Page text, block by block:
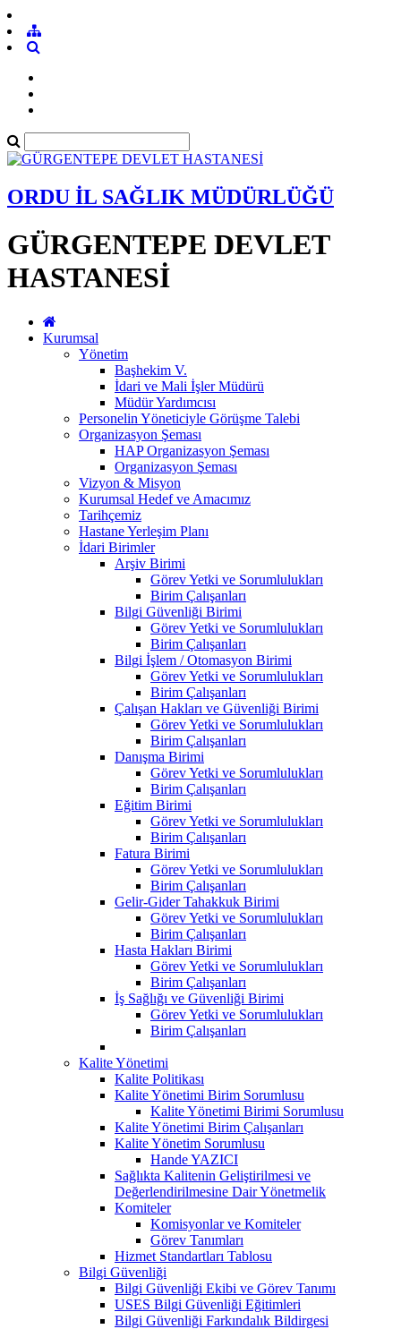
ORDU İL SAĞLIK MÜDÜRLÜĞÜ
GÜRGENTEPE DEVLET
HASTANESİ
Kurumsal
Yönetim
Başhekim V.
İdari ve Mali İşler Müdürü
Müdür Yardımcısı
Personelin Yöneticiyle Görüşme Talebi
Organizasyon Şeması
HAP Organizasyon Şeması
Organizasyon Şeması
Vizyon & Misyon
Kurumsal Hedef ve Amacımız
Tarihçemiz
Hastane Yerleşim Planı
İdari Birimler
Arşiv Birimi
Görev Yetki ve Sorumlulukları
Birim Çalışanları
Bilgi Güvenliği Birimi
Görev Yetki ve Sorumlulukları
Birim Çalışanları
Bilgi İşlem / Otomasyon Birimi
Görev Yetki ve Sorumlulukları
Birim Çalışanları
Çalışan Hakları ve Güvenliği Birimi
Görev Yetki ve Sorumlulukları
Birim Çalışanları
Danışma Birimi
Görev Yetki ve Sorumlulukları
Birim Çalışanları
Eğitim Birimi
Görev Yetki ve Sorumlulukları
Birim Çalışanları
Fatura Birimi
Görev Yetki ve Sorumlulukları
Birim Çalışanları
Gelir-Gider Tahakkuk Birimi
Görev Yetki ve Sorumlulukları
Birim Çalışanları
Hasta Hakları Birimi
Görev Yetki ve Sorumlulukları
Birim Çalışanları
İş Sağlığı ve Güvenliği Birimi
Görev Yetki ve Sorumlulukları
Birim Çalışanları
Kalite Yönetimi
Kalite Politikası
Kalite Yönetimi Birim Sorumlusu
Kalite Yönetimi Birimi Sorumlusu
Kalite Yönetimi Birim Çalışanları
Kalite Yönetim Sorumlusu
Hande YAZICI
Sağlıkta Kalitenin Geliştirilmesi ve
Değerlendirilmesine Dair Yönetmelik
Komiteler
Komisyonlar ve Komiteler
Görev Tanımları
Hizmet Standartları Tablosu
Bilgi Güvenliği
Bilgi Güvenliği Ekibi ve Görev Tanımı
USES Bilgi Güvenliği Eğitimleri
Bilgi Güvenliği Farkındalık Bildirgesi